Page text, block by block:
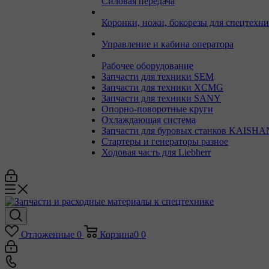
Коронки, ножи, бокорезы для
Управление и кабина оператора
Рабочее оборудование
Запчасти для техники SEM
Запчасти для техники XCMG
Запчасти для техники SANY
Опорно-поворотные круги
Охлаждающая система
Запчасти для буровых станков
Стартеры и генераторы разное
Ходовая часть для Liebherr
Отложенные 0 Корзина0 0